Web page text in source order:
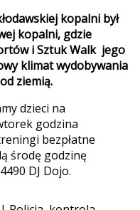
kopalni był
kopalni, gdzie
i Sztuk Walk jego
klimat wydobywania
ziemią.
dzieci na
godzina
bezpłatne
środę godzinę
DJ Dojo.